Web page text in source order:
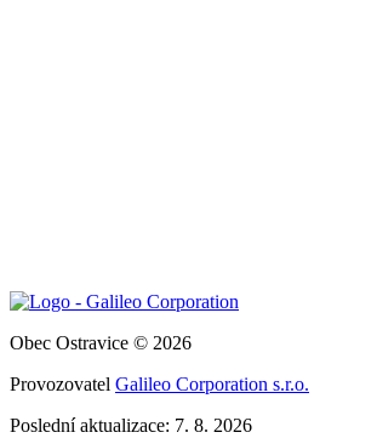
Obec Ostravice © 2026
Provozovatel Galileo Corporation s.r.o.
Poslední aktualizace: 7. 8. 2026